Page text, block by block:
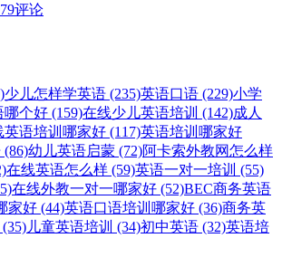
9评论
少儿怎样学英语 (235)英语口语 (229)小学
哪个好 (159)在线少儿英语培训 (142)成人
英语培训哪家好 (117)英语培训哪家好
(86)幼儿英语启蒙 (72)阿卡索外教网怎么样
在线英语怎么样 (59)英语一对一培训 (55)
在线外教一对一哪家好 (52)BEC商务英语
家好 (44)英语口语培训哪家好 (36)商务英
儿童英语培训 (34)初中英语 (32)英语培